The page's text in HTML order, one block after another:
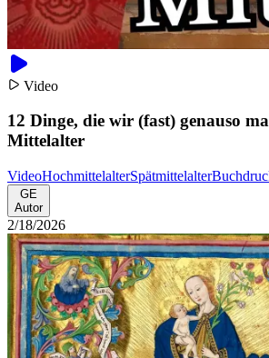
Video
12 Dinge, die wir (fast) genauso
Mittelalter
VideoHochmittelalterSpätmittelalter
GE
Autor
2/18/2026